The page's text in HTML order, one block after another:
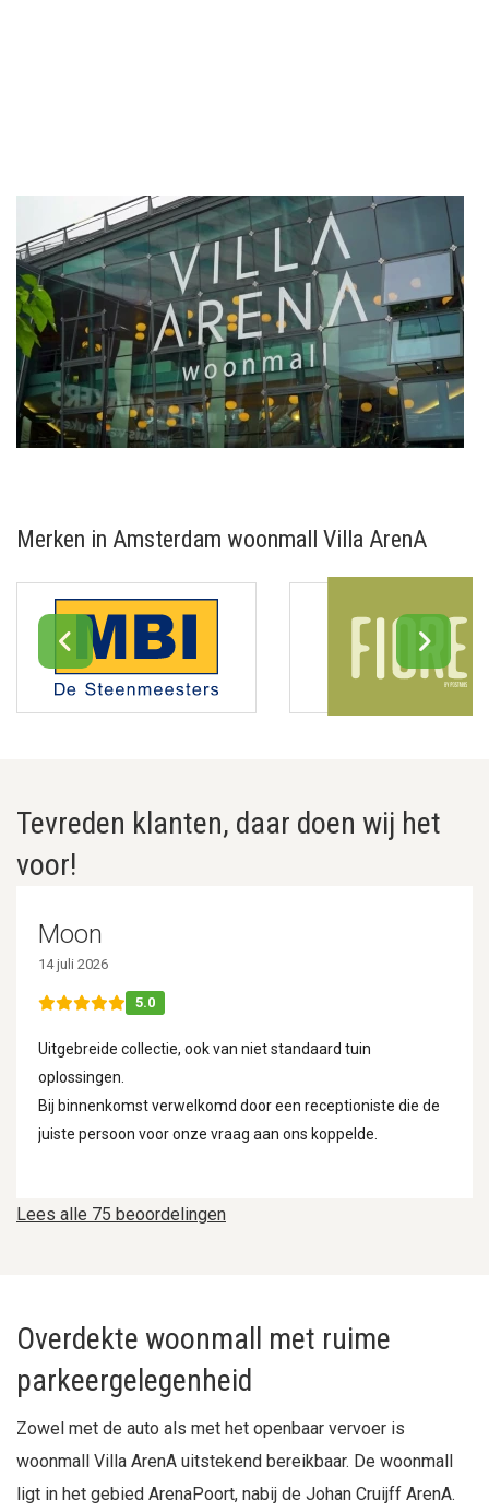
Merken in Amsterdam woonmall Villa ArenA
Tevreden klanten, daar doen wij het
voor!
Lees alle 75 beoordelingen
Moon
14 juli 2026
5.0
Uitgebreide collectie, ook van niet standaard tuin
oplossingen.
Bij binnenkomst verwelkomd door een receptioniste die de
juiste persoon voor onze vraag aan ons koppelde.
Overdekte woonmall met ruime
parkeergelegenheid
Zowel met de auto als met het openbaar vervoer is
woonmall Villa ArenA uitstekend bereikbaar. De woonmall
ligt in het gebied ArenaPoort, nabij de Johan Cruijff ArenA.